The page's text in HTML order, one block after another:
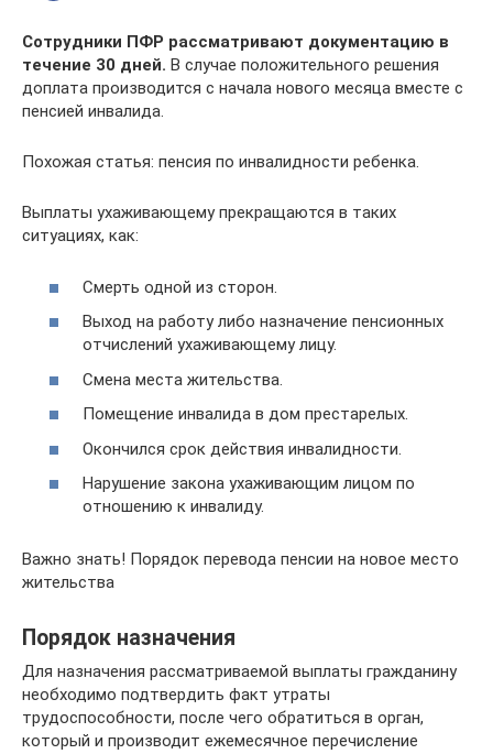
Сотрудники ПФР рассматривают документацию в
течение 30 дней. В случае положительного решения
доплата производится с начала нового месяца вместе с
пенсией инвалида.
Похожая статья: пенсия по инвалидности ребенка.
Выплаты ухаживающему прекращаются в таких
ситуациях, как:
Смерть одной из сторон.
Выход на работу либо назначение пенсионных
отчислений ухаживающему лицу.
Смена места жительства.
Помещение инвалида в дом престарелых.
Окончился срок действия инвалидности.
Нарушение закона ухаживающим лицом по
отношению к инвалиду.
Важно знать! Порядок перевода пенсии на новое место
жительства
Порядок назначения
Для назначения рассматриваемой выплаты гражданину
необходимо подтвердить факт утраты
трудоспособности, после чего обратиться в орган,
который и производит ежемесячное перечисление